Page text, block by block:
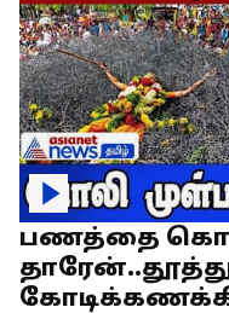
பணத்தை